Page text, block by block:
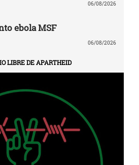
06/08/2026
ebola MSF
06/08/2026
LIBRE DE APARTHEID